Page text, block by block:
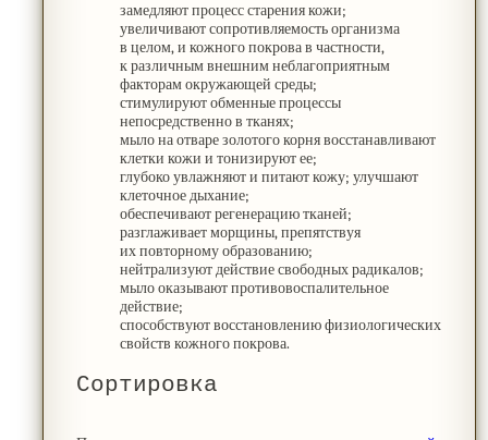
замедляют процесс старения кожи;
увеличивают сопротивляемость организма
в целом, и кожного покрова в частности,
к различным внешним неблагоприятным
факторам окружающей среды;
стимулируют обменные процессы
непосредственно в тканях;
мыло на отваре золотого корня восстанавливают
клетки кожи и тонизируют ее;
глубоко увлажняют и питают кожу; улучшают
клеточное дыхание;
обеспечивают регенерацию тканей;
разглаживает морщины, препятствуя
их повторному образованию;
нейтрализуют действие свободных радикалов;
мыло оказывают противовоспалительное
действие;
способствуют восстановлению физиологических
свойств кожного покрова.
Сортировка